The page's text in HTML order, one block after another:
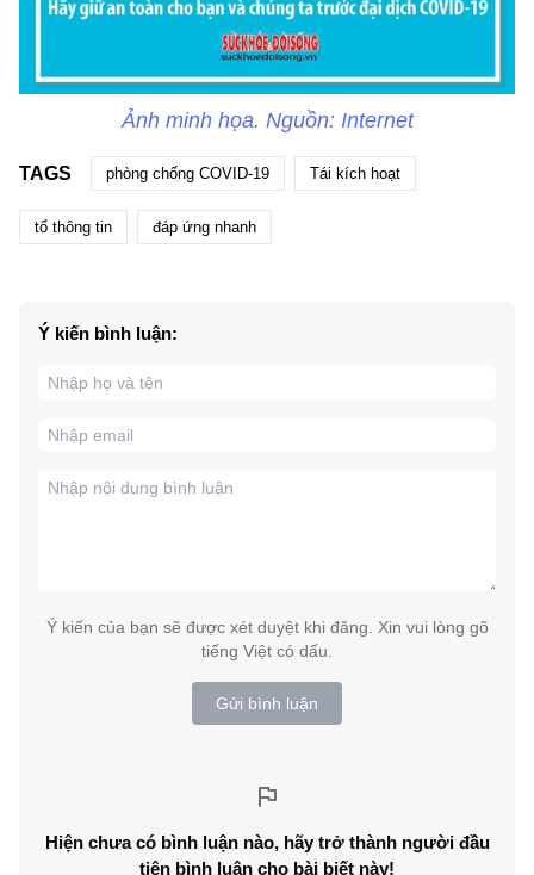
Ảnh minh họa. Nguồn: Internet
TAGS phòng chống COVID-19 Tái kích hoạt
tổ thông tin đáp ứng nhanh
Ý kiến bình luận:
Ý kiến của bạn sẽ được xét duyệt khi đăng. Xin vui lòng gõ
tiếng Việt có dấu.
Gửi bình luận
Hiện chưa có bình luận nào, hãy trở thành người đầu
tiên bình luận cho bài biết này!